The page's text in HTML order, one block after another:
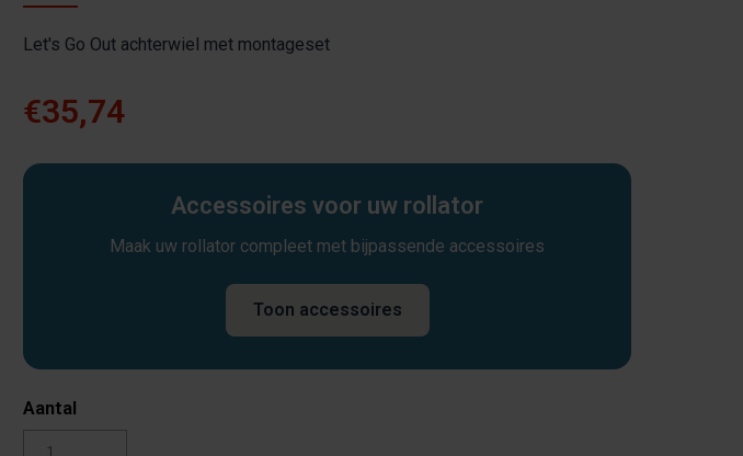
Let's Go Out achterwiel met montageset
€35,74
Accessoires voor uw rollator
Maak uw rollator compleet met bijpassende accessoires
Toon accessoires
Aantal